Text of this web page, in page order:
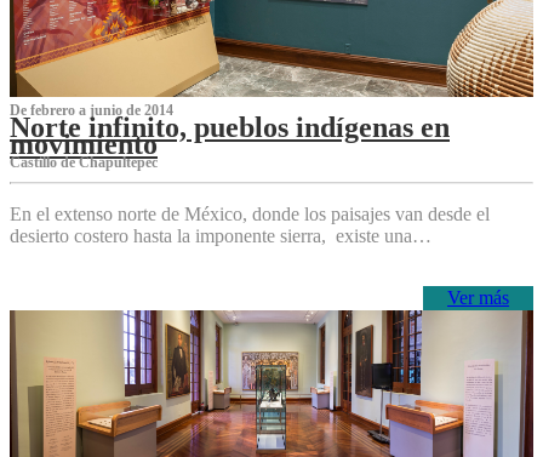
De febrero a junio de 2014
Norte infinito, pueblos indígenas en
movimiento
Castillo de Chapultepec
En el extenso norte de México, donde los paisajes van desde el
desierto costero hasta la imponente sierra, existe una…
Ver más